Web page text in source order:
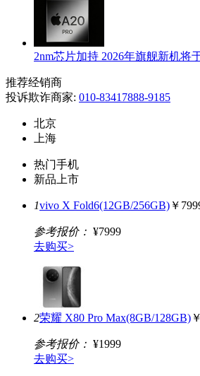
2nm芯片加持 2026年旗舰新机将
推荐经销商
投诉欺诈商家: 010-83417888-9185
北京
上海
热门手机
新品上市
1vivo X Fold6(12GB/256GB) ￥
参考报价： ¥7999
去购买>
2荣耀 X80 Pro Max(8GB/128GB)
参考报价： ¥1999
去购买>